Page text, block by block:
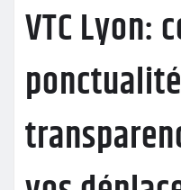
VTC Lyon: